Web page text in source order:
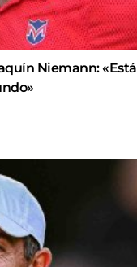
Niemann: «Está